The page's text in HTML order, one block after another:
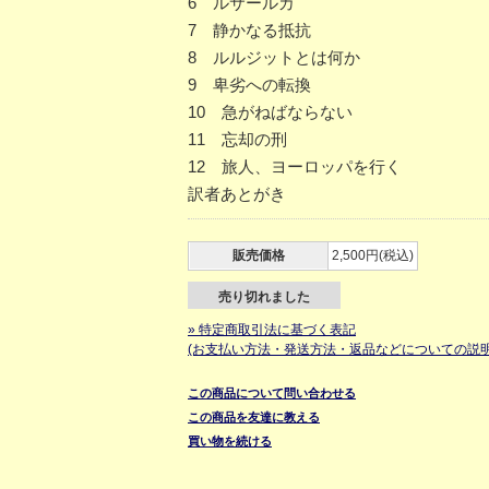
7 静かなる抵抗
8 ルルジットとは何か
9 卑劣への転換
10 急がねばならない
11 忘却の刑
12 旅人、ヨーロッパを行く
訳者あとがき
販売価格 2,500円(税込)
売り切れました
» 特定商取引法に基づく表記
(お支払い方法・発送方法・返品などについての説
この商品について問い合わせる
この商品を友達に教える
買い物を続ける